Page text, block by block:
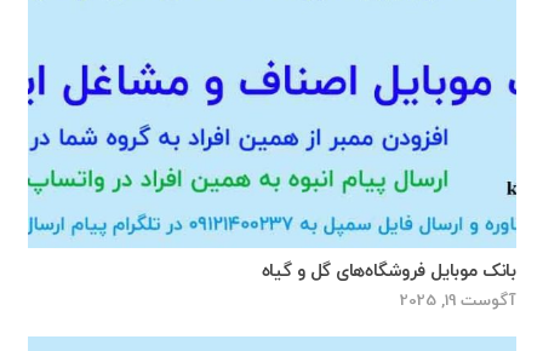
بانک موبایل فروشگاه‌های گل و گیاه
آگوست 19, 2025